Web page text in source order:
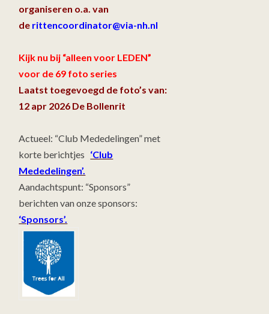
organiseren o.a. van
de rittencoordinator@via-nh.nl
Kijk nu bij “alleen voor LEDEN”
voor de 69 foto series
Laatst toegevoegd de foto’s van:
12 apr 2026 De Bollenrit
Actueel: “Club Mededelingen” met
korte berichtjes ‘Club
Mededelingen’.
Aandachtspunt: “Sponsors”
berichten van onze sponsors:
‘Sponsors’.